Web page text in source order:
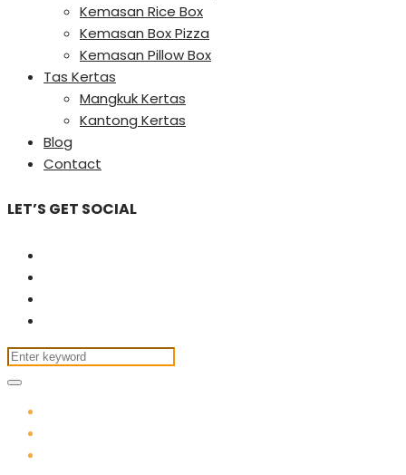
Kemasan Rice Box
Kemasan Box Pizza
Kemasan Pillow Box
Tas Kertas
Mangkuk Kertas
Kantong Kertas
Blog
Contact
LET’S GET SOCIAL